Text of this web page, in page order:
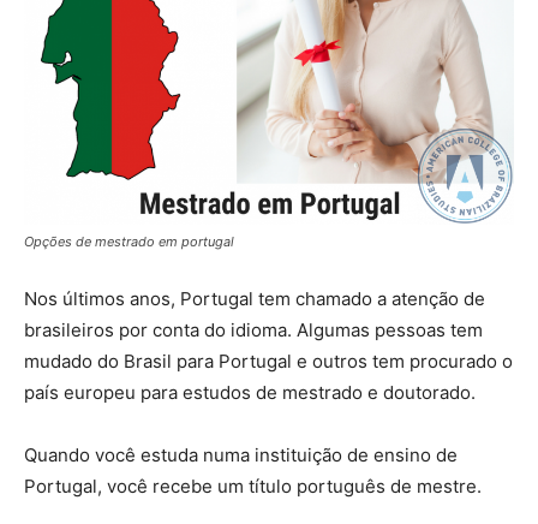
Opções de mestrado em portugal
Nos últimos anos, Portugal tem chamado a atenção de
brasileiros por conta do idioma. Algumas pessoas tem
mudado do Brasil para Portugal e outros tem procurado o
país europeu para estudos de mestrado e doutorado.
Quando você estuda numa instituição de ensino de
Portugal, você recebe um título português de mestre.